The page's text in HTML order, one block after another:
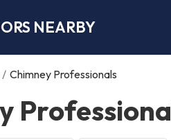
NEARBY
/ Chimney Professionals